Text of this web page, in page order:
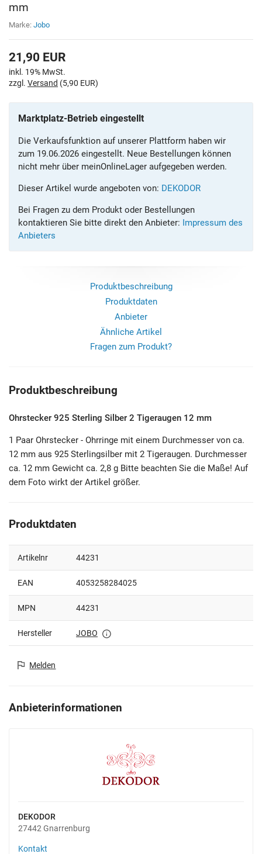
mm
Marke: Jobo
21,90 EUR
inkl. 19% MwSt.
zzgl. Versand (5,90 EUR)
Marktplatz-Betrieb eingestellt
Die Verkaufsfunktion auf unserer Plattform haben wir
zum 19.06.2026 eingestellt. Neue Bestellungen können
nicht mehr über meinOnlineLager aufgegeben werden.
Dieser Artikel wurde angeboten von: DEKODOR
Bei Fragen zu dem Produkt oder Bestellungen
kontaktieren Sie bitte direkt den Anbieter: Impressum des
Anbieters
Produktbeschreibung
Produktdaten
Anbieter
Ähnliche Artikel
Fragen zum Produkt?
Produktbeschreibung
Ohrstecker 925 Sterling Silber 2 Tigeraugen 12 mm
1 Paar Ohrstecker - Ohrringe mit einem Durchmesser von ca.
12 mm aus 925 Sterlingsilber mit 2 Tigeraugen. Durchmesser
ca. 12 mm Gewicht ca. 2,8 g Bitte beachten Sie die Maße! Auf
dem Foto wirkt der Artikel größer.
Produktdaten
Artikelnr 44231
EAN 4053258284025
MPN 44231
Hersteller JOBO
Melden
Anbieterinformationen
DEKODOR
27442 Gnarrenburg
Kontakt